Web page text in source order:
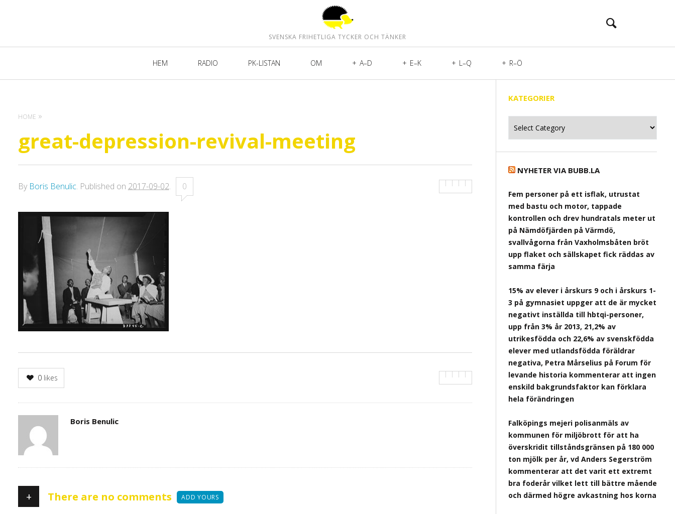
SVENSKA FRIHETLIGA TYCKER OCH TÄNKER
HEM RADIO PK-LISTAN OM A–D E–K L–Q R–Ö
HOME
great-depression-revival-meeting
By Boris Benulic. Published on 2017-09-02. 0
0 likes
Author
Boris Benulic
+ There are no comments ADD YOURS
KATEGORIER
NYHETER VIA BUBB.LA
Fem personer på ett isflak, utrustat
med bastu och motor, tappade
kontrollen och drev hundratals meter ut
på Nämdöfjärden på Värmdö,
svallvågorna från Vaxholmsbåten bröt
upp flaket och sällskapet fick räddas av
samma färja
15% av elever i årskurs 9 och i årskurs 1-
3 på gymnasiet uppger att de är mycket
negativt inställda till hbtqi-personer,
upp från 3% år 2013, 21,2% av
utrikesfödda och 22,6% av svenskfödda
elever med utlandsfödda föräldrar
negativa, Petra Mårselius på Forum för
levande historia kommenterar att ingen
enskild bakgrundsfaktor kan förklara
hela förändringen
Falköpings mejeri polisanmäls av
kommunen för miljöbrott för att ha
överskridit tillståndsgränsen på 180 000
ton mjölk per år, vd Anders Segerström
kommenterar att det varit ett extremt
bra foderår vilket lett till bättre mående
och därmed högre avkastning hos korna